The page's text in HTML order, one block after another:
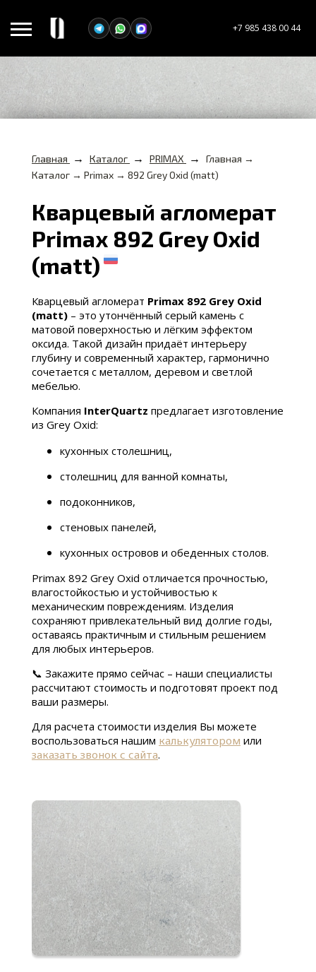
+7 985 438 00 44
Главная → Каталог → PRIMAX →
Главная →
Каталог → Primax → 892 Grey Oxid (matt)
Кварцевый агломерат
Primax 892 Grey Oxid
(matt)
Кварцевый агломерат Primax 892 Grey Oxid
(matt) – это утончённый серый камень с
матовой поверхностью и лёгким эффектом
оксида. Такой дизайн придаёт интерьеру
глубину и современный характер, гармонично
сочетается с металлом, деревом и светлой
мебелью.
Компания InterQuartz предлагает изготовление
из Grey Oxid:
кухонных столешниц,
столешниц для ванной комнаты,
подоконников,
стеновых панелей,
кухонных островов и обеденных столов.
Primax 892 Grey Oxid отличается прочностью,
влагостойкостью и устойчивостью к
механическим повреждениям. Изделия
сохраняют привлекательный вид долгие годы,
оставаясь практичным и стильным решением
для любых интерьеров.
📞 Закажите прямо сейчас – наши специалисты
рассчитают стоимость и подготовят проект под
ваши размеры.
Для расчета стоимости изделия Вы можете
воспользоваться нашим калькулятором или
заказать звонок с сайта.